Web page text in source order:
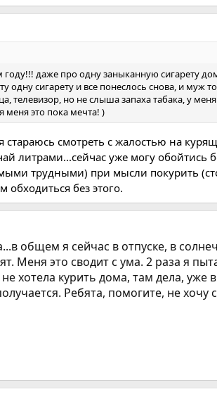
даже про одну заныканную сигарету
сигарету и все понеслось снова, и муж
телевизор, но не слыша запаха табака, у
меня это пока мечта! )
стараюсь смотреть с жалостью на
литрами...сейчас уже могу
трудными) при мысли покурить
обходиться без этого.
общем я сейчас в отпуске, в
Меня это сводит с ума. 2 раза я
хотела курить дома, там дела, уже
Ребята, помогите, не хочу